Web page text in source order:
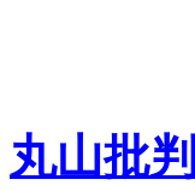
志
丸山批判